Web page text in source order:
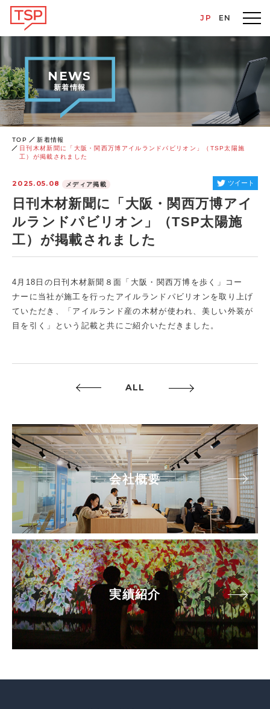
JP EN
NEWS
新着情報
TOP
新着情報
日刊木材新聞に「大阪・関西万博アイルランドパビリオン」（TSP太陽施
工）が掲載されました
2025.05.08 メディア掲載
日刊木材新聞に「大阪・関西万博アイ
ルランドパビリオン」（TSP太陽施
工）が掲載されました
ツイート
4月18日の日刊木材新聞８面「大阪・関西万博を歩く」コー
ナーに当社が施工を行ったアイルランドパビリオンを取り上げ
ていただき、「アイルランド産の木材が使われ、美しい外装が
目を引く」という記載と共にご紹介いただきました。
ALL
会社概要
実績紹介